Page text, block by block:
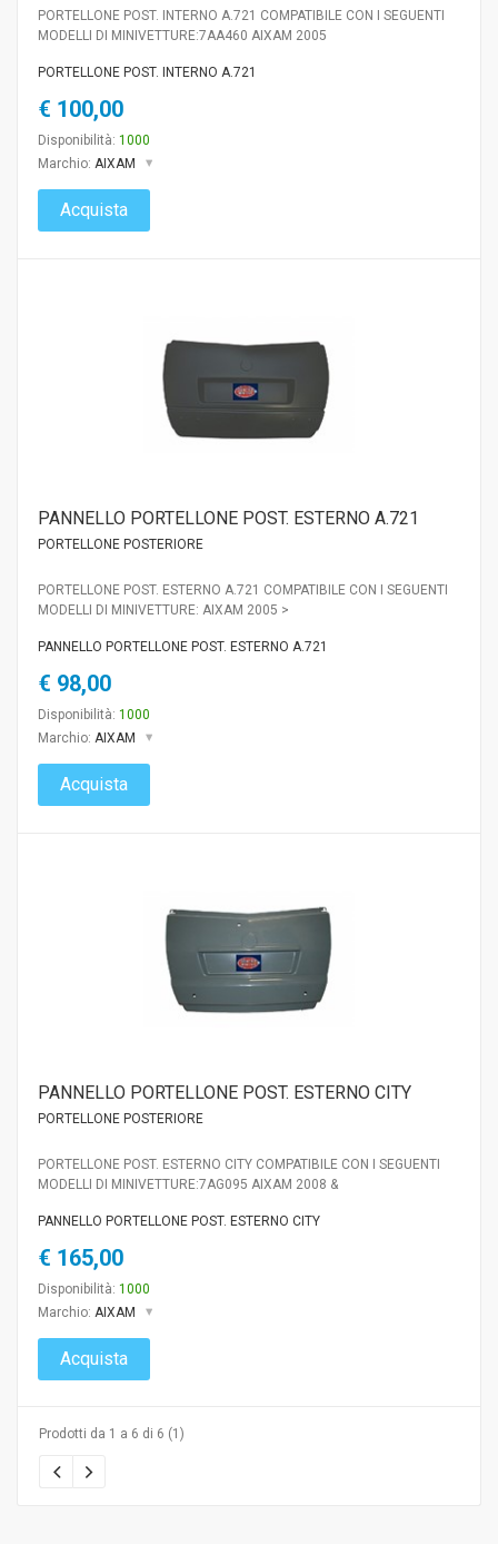
PORTELLONE POST. INTERNO A.721 COMPATIBILE CON I SEGUENTI
MODELLI DI MINIVETTURE:7AA460 AIXAM 2005
PORTELLONE POST. INTERNO A.721
€ 100,00
Disponibilità: 1000
Marchio: AIXAM
Acquista
PANNELLO PORTELLONE POST. ESTERNO A.721
PORTELLONE POSTERIORE
PORTELLONE POST. ESTERNO A.721 COMPATIBILE CON I SEGUENTI
MODELLI DI MINIVETTURE: AIXAM 2005 >
PANNELLO PORTELLONE POST. ESTERNO A.721
€ 98,00
Disponibilità: 1000
Marchio: AIXAM
Acquista
PANNELLO PORTELLONE POST. ESTERNO CITY
PORTELLONE POSTERIORE
PORTELLONE POST. ESTERNO CITY COMPATIBILE CON I SEGUENTI
MODELLI DI MINIVETTURE:7AG095 AIXAM 2008 &
PANNELLO PORTELLONE POST. ESTERNO CITY
€ 165,00
Disponibilità: 1000
Marchio: AIXAM
Acquista
Prodotti da 1 a 6 di 6 (1)